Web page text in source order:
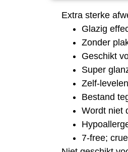
Extra sterke
Glazig
Zonder
Geschikt
Super
Zelf-
Bestand
Wordt niet
7-free;